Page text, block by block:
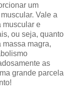
um
Vale a
muscular e
ou seja, quanto
massa magra,
as
grande parcela